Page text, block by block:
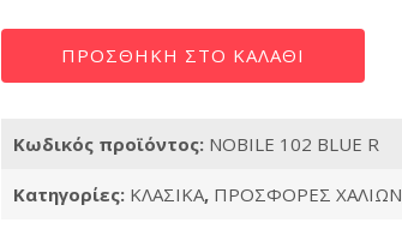
NOBILE
ποσότητα
ΠΡΟΣΘΉΚΗ ΣΤΟ ΚΑΛΆΘΙ
Κωδικός προϊόντος: NOBILE 102 BLUE R
Κατηγορίες: ΚΛΑΣΙΚΑ, ΠΡΟΣΦΟΡΕΣ ΧΑΛΙΩΝ